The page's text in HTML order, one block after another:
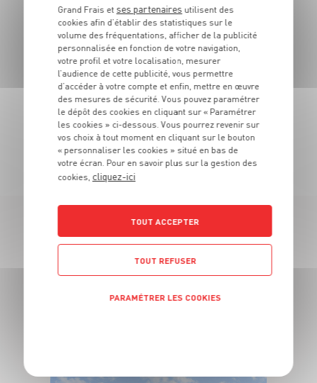
Soit
3€
00
La bouteille de 75cl pour 2
achetées - Soit 4€ le litre
TOUTES NOS PROMOTIONS
LES MAGASINS
À PROXIMITÉ
Grand Frais et ses partenaires utilisent des
cookies afin d’établir des statistiques sur le
volume des fréquentations, afficher de la publicité
personnalisée en fonction de votre navigation,
votre profil et votre localisation, mesurer
l’audience de cette publicité, vous permettre
d’accéder à votre compte et enfin, mettre en œuvre
des mesures de sécurité. Vous pouvez paramétrer
le dépôt des cookies en cliquant sur « Paramétrer
les cookies » ci-dessous. Vous pourrez revenir sur
vos choix à tout moment en cliquant sur le bouton
« personnaliser les cookies » situé en bas de
votre écran. Pour en savoir plus sur la gestion des
cookies, cliquez-ici
TOUT ACCEPTER
TOUT REFUSER
PARAMÉTRER LES COOKIES